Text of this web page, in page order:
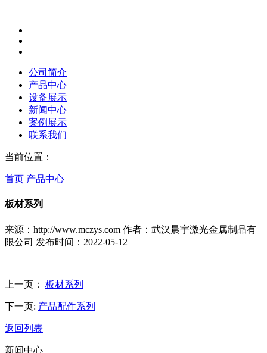
公司简介
产品中心
设备展示
新闻中心
案例展示
联系我们
当前位置：
首页 产品中心
板材系列
来源：http://www.mczys.com 作者：武汉晨宇激光金属制品有
限公司 发布时间：2022-05-12
上一页： 板材系列
下一页: 产品配件系列
返回列表
新闻中心